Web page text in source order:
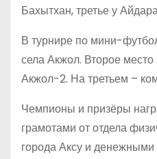
Бахытхан, третье у
В турнире по мини-
села Акжол. Второе
Акжол-2. На третьем –
Чемпионы и призёры
грамотами от отдела
города Аксу и денежными